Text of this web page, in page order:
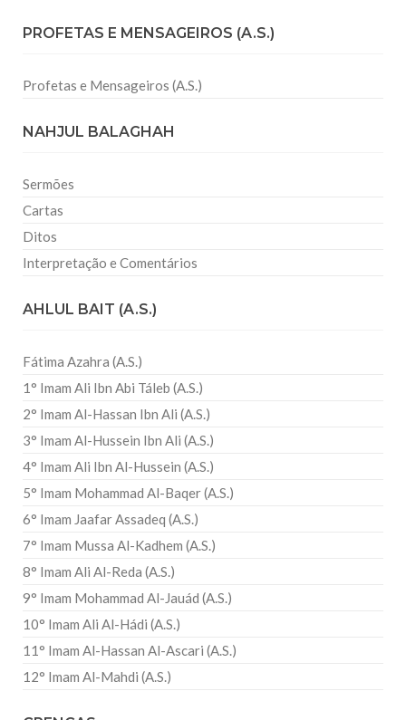
PROFETAS E MENSAGEIROS (A.S.)
Profetas e Mensageiros (A.S.)
NAHJUL BALAGHAH
Sermões
Cartas
Ditos
Interpretação e Comentários
AHLUL BAIT (A.S.)
Fátima Azahra (A.S.)
1° Imam Ali Ibn Abi Táleb (A.S.)
2° Imam Al-Hassan Ibn Ali (A.S.)
3° Imam Al-Hussein Ibn Ali (A.S.)
4° Imam Ali Ibn Al-Hussein (A.S.)
5° Imam Mohammad Al-Baqer (A.S.)
6° Imam Jaafar Assadeq (A.S.)
7° Imam Mussa Al-Kadhem (A.S.)
8° Imam Ali Al-Reda (A.S.)
9° Imam Mohammad Al-Jauád (A.S.)
10° Imam Ali Al-Hádi (A.S.)
11° Imam Al-Hassan Al-Ascari (A.S.)
12° Imam Al-Mahdi (A.S.)